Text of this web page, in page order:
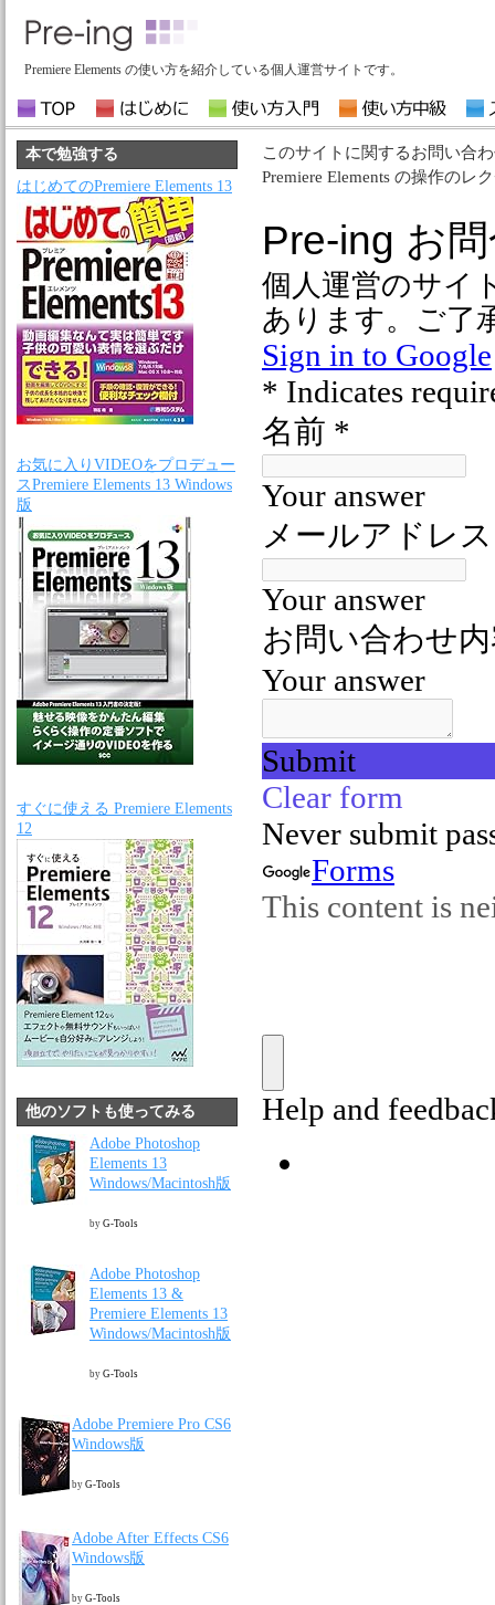
Premiere Elements の使い方を紹介している個人運営サイトです。
このサイトに関するお問い合
Premiere Elements の操作のレ
本で勉強する
はじめてのPremiere Elements 13
お気に入りVIDEOをプロデュー
スPremiere Elements 13 Windows
版
すぐに使える Premiere Elements
12
他のソフトも使ってみる
Adobe Photoshop
Elements 13
Windows/Macintosh版
by G-Tools
Adobe Photoshop
Elements 13 &
Premiere Elements 13
Windows/Macintosh版
by G-Tools
Adobe Premiere Pro CS6
Windows版
by G-Tools
Adobe After Effects CS6
Windows版
by G-Tools